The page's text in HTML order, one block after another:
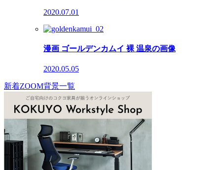
2020.07.01
漫画 ゴールデンカムイ 裸 温泉の画像
2020.05.05
新着ZOOM背景一覧